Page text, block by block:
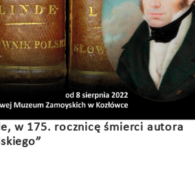
w 175. rocznicę śmierci autora